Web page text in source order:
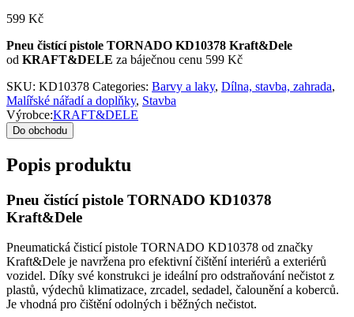
599 Kč
Pneu čistící pistole TORNADO KD10378 Kraft&Dele
od KRAFT&DELE za báječnou cenu 599 Kč
SKU: KD10378 Categories: Barvy a laky, Dílna, stavba, zahrada,
Malířské nářadí a doplňky, Stavba
Výrobce:KRAFT&DELE
Do obchodu
Popis produktu
Pneu čistící pistole TORNADO KD10378
Kraft&Dele
Pneumatická čisticí pistole TORNADO KD10378 od značky
Kraft&Dele je navržena pro efektivní čištění interiérů a exteriérů
vozidel. Díky své konstrukci je ideální pro odstraňování nečistot z
plastů, výdechů klimatizace, zrcadel, sedadel, čalounění a koberců.
Je vhodná pro čištění odolných i běžných nečistot.